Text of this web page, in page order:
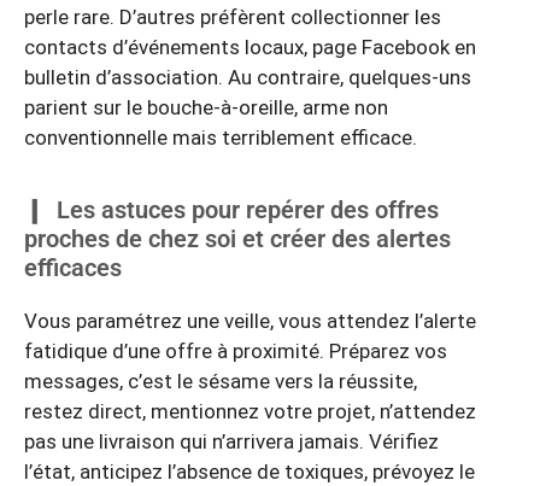
perle rare. D’autres préfèrent collectionner les
contacts d’événements locaux, page Facebook en
bulletin d’association. Au contraire, quelques-uns
parient sur le bouche-à-oreille, arme non
conventionnelle mais terriblement efficace.
Les astuces pour repérer des offres
proches de chez soi et créer des alertes
efficaces
Vous paramétrez une veille, vous attendez l’alerte
fatidique d’une offre à proximité. Préparez vos
messages, c’est le sésame vers la réussite,
restez direct, mentionnez votre projet, n’attendez
pas une livraison qui n’arrivera jamais. Vérifiez
l’état, anticipez l’absence de toxiques, prévoyez le